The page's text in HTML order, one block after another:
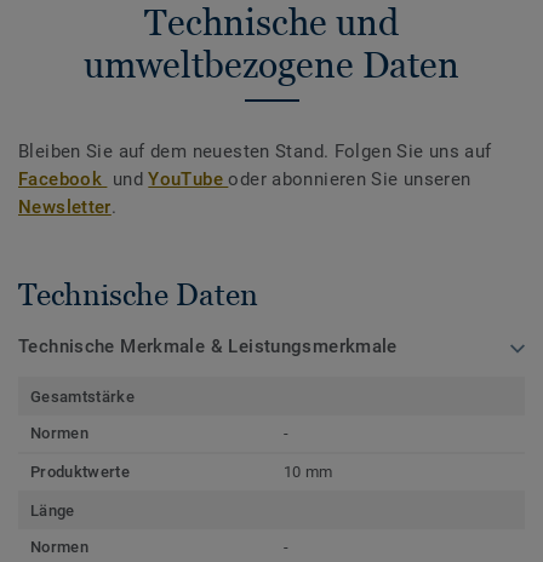
Technische und
umweltbezogene Daten
Bleiben Sie auf dem neuesten Stand. Folgen Sie uns auf
Facebook undYouTubeoder abonnieren Sie unseren
Newsletter.
Technische Daten
Technische Merkmale & Leistungsmerkmale
Gesamtstärke
Normen
-
Produktwerte 10 mm
Länge
Normen
-